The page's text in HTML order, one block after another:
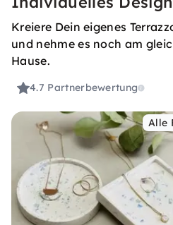
Kreiere Dein eigenes
und nehme es noch am
Hause.
4.7 Partnerbewertung
Alle